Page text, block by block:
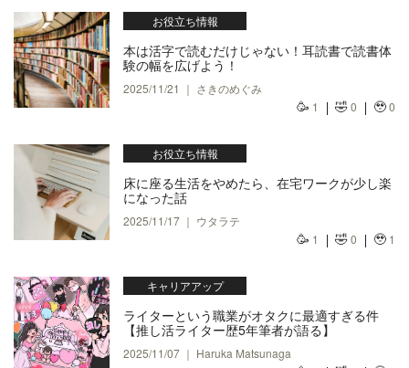
お役立ち情報
本は活字で読むだけじゃない！耳読書で読書体
験の幅を広げよう！
2025/11/21 ｜ さきのめぐみ
🥳 1 🤣0 🥹0
お役立ち情報
床に座る生活をやめたら、在宅ワークが少し楽
になった話
2025/11/17 ｜ ウタラテ
🥳 1 🤣0 🥹 1
キャリアアップ
ライターという職業がオタクに最適すぎる件
【推し活ライター歴5年筆者が語る】
2025/11/07 ｜ Haruka Matsunaga